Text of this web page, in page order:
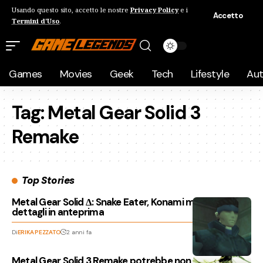
Usando questo sito, accetto le nostre Privacy Policye i
Termini d'Uso.
Accetto
Games Movies Geek Tech Lifestyle
Tag:Metal Gear Solid 3
Remake
Top Stories
Metal Gear Solid Δ: Snake Eater, Konami mostra nuovi
dettagli in anteprima
DiERIKA PEZZATO 2 anni fa